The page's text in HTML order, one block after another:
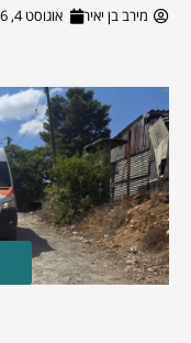
מירב בן יאיר אוגוסט 4, 2026